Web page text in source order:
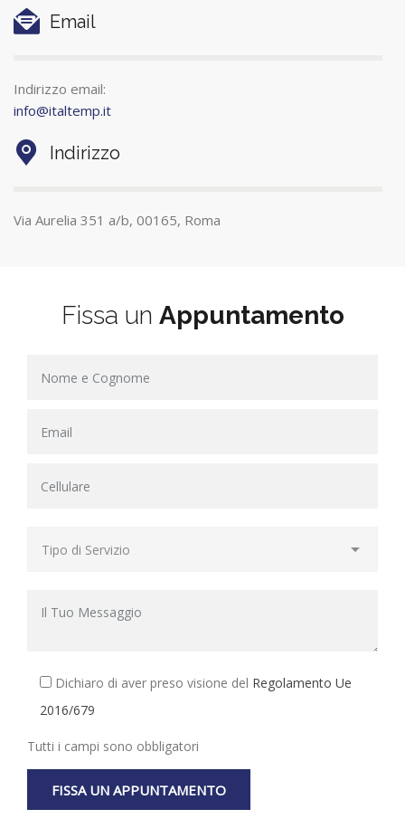
Email
Indirizzo email:
info@italtemp.it
Indirizzo
Via Aurelia 351 a/b, 00165, Roma
Fissa un Appuntamento
Dichiaro di aver preso visione del Regolamento Ue
2016/679
Tutti i campi sono obbligatori